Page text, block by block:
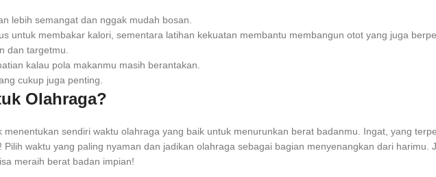
lebih semangat dan nggak mudah bosan.
untuk membakar kalori, sementara latihan kekuatan membantu membangun otot yang juga
dan targetmu.
kalau pola makanmu masih berantakan.
cukup juga penting.
Olahraga?
sendiri waktu olahraga yang baik untuk menurunkan berat badanmu. Ingat, yang
waktu yang paling nyaman dan jadikan olahraga sebagai bagian menyenangkan dari harimu.
meraih berat badan impian!